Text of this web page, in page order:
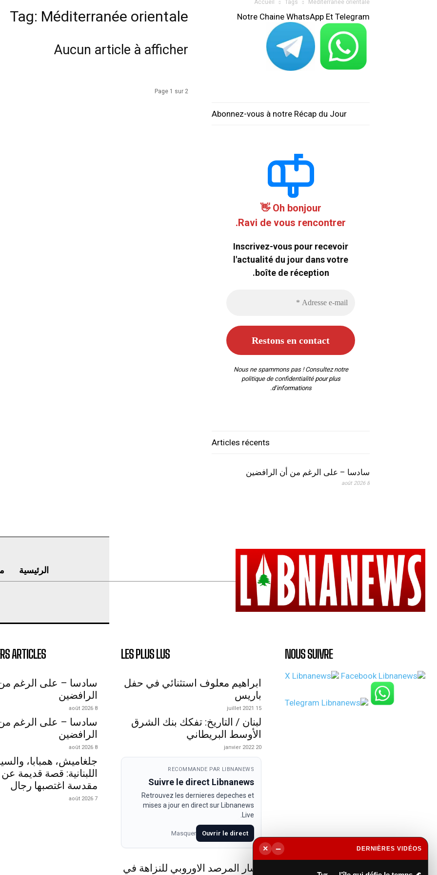
Accueil Tags Méditerranée orientale
Tag: Méditerranée orientale
Aucun article à afficher
Page 1 sur 2
Notre Chaine WhatsApp Et Telegram
Abonnez-vous à notre Récap du Jour
Oh bonjour 👋
Ravi de vous rencontrer.
Inscrivez-vous pour recevoir
l'actualité du jour dans votre
boîte de réception.
Nous ne spammons pas ! Consultez notre
politique de confidentialitépour plus
d’informations.
Articles récents
سادسا – على الرغم من أن الرافضين
8 août 2026
الرئيسية
ARTICLES
سادسا – على الرغم
الرافضين
8 août 2026
سادسا – على الرغم
الرافضين
8 août 2026
جلغاميش، همبابا،
اللبنانية: قصة قديمة
مقدسة اغتصبها رجال
7 août 2026
LES PLUS LUS
ابراهيم معلوف استثنائي في حفل
باريس
15 juillet 2021
لبنان / التاريخ: تفكك بنك الشرق
الأوسط البريطاني
20 janvier 2022
RECOMMANDE PAR LIBNANEWS
Suivre le direct Libnanews
Retrouvez les dernieres depeches et
mises a jour en direct sur Libnanews
Live.
Ouvrir le direct
Masquer
أشار المرصد الاوروبي للنزاهة في
NOUS SUIVRE
DERNIÈRES VIDÉOS
−
×